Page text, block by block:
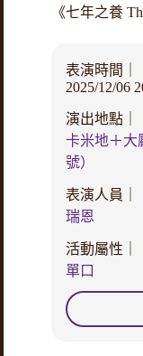
《七年之養
表演時間｜
2025/12/06
演出地點｜
卡米地＋大
號）
表演人員｜
瑞恩
活動屬性｜
單口